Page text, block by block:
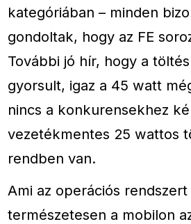
kategóriában – minden
gondoltak, hogy az FE
További jó hír, hogy a
gyorsult, igaz a 45 watt
nincs a konkurensekhez
vezetékmentes 25 wattos
rendben van.
Ami az operációs rendszert
természetesen a mobilon